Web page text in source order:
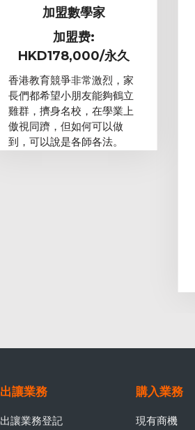
加盟數學家
加盟费:
HKD178,000/永久
香港教育競爭非常激烈，家
長們都希望小朋友能夠鶴立
雞群，擠身名校，在學業上
傲視同躋，但如何可以做
到，可以說是各師各法。
出讓業務
出讓業務登記
購入業務
現有商機